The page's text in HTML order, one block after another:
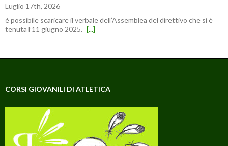
Luglio 17th, 2026
è possibile scaricare il verbale dell’Assemblea del direttivo che si è
tenuta l’11 giugno 2025. [...]
CORSI GIOVANILI DI ATLETICA